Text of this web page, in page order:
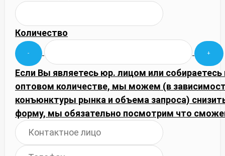
Количество
Если Вы являетесь юр. лицом или собираетесь
оптовом количестве, мы можем (в
конъюнктуры рынка и объема запроса)
форму, мы обязательно посмотрим что